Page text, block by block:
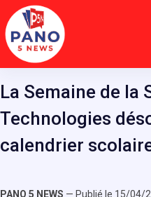
Passer
au
contenu
La Semaine de la
Technologies
calendrier
PANO 5 NEWS — Publié le 15/04/